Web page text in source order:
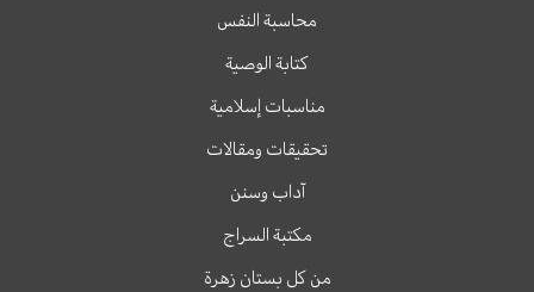
محاسبة النفس
كتابة الوصية
مناسبات إسلامية
تحقيقات ومقالات
آداب وسنن
مكتبة السراج
من كل بستان زهرة